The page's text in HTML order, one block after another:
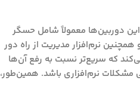
دوربین‌ها معمولاً شامل حسگر
نرم‌افزار مدیریت از راه دور
که سریع‌تر نسبت به رفع آن‌ها
مشکلات نرم‌افزاری باشد. همین‌طور،